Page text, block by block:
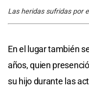
Las heridas sufridas por
En el lugar también
años, quien
su hijo durante las